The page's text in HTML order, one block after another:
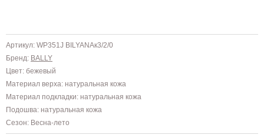
Артикул: WP351J BILYANAк3/2/0
Бренд: BALLY
Цвет: бежевый
Материал верха: натуральная кожа
Материал подкладки: натуральная кожа
Подошва: натуральная кожа
Сезон: Весна-лето